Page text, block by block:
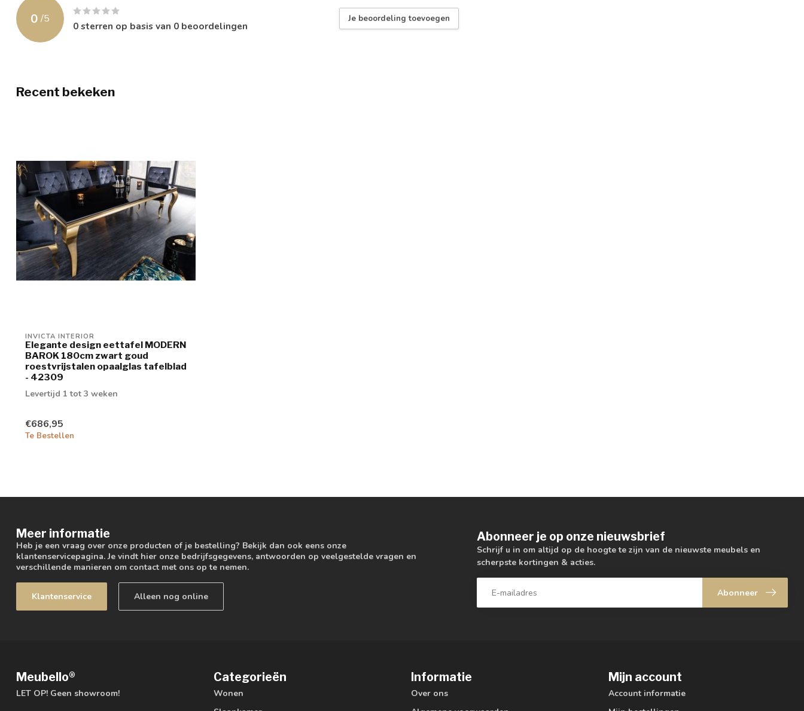
0 /5
0sterren op basis van 0 beoordelingen
Je beoordeling toevoegen
Recent bekeken
INVICTA INTERIOR
Elegante design eettafel MODERN
BAROK 180cm zwart goud
roestvrijstalen opaalglas tafelblad
- 42309
Levertijd 1 tot 3 weken
€686,95
Te Bestellen
Meer informatie
Heb je een vraag over onze producten of je bestelling? Bekijk dan ook eens onze
klantenservicepagina. Je vindt hier onze bedrijfsgegevens, antwoorden op veelgestelde vragen en
verschillende manieren om contact met ons op te nemen.
Klantenservice Alleen nog online
Abonneer je op onze nieuwsbrief
Schrijf u in om altijd op de hoogte te zijn van de nieuwste meubels en
scherpste kortingen & acties.
Abonneer
Meubello®
LET OP! Geen showroom!
Categorieën
Wonen
Informatie
Over ons
Mijn account
Account informatie